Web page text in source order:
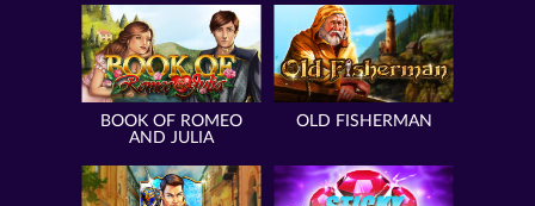
BOOK OF ROMEO
AND JULIA
OLD FISHERMAN